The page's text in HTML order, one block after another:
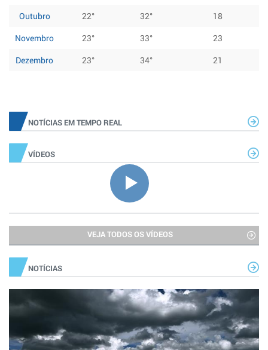
Outubro
22° 32°
18
Novembro
23° 33°
23
Dezembro
23° 34° 21
NOTÍCIAS EM TEMPO REAL
VÍDEOS
VEJA TODOS OS VÍDEOS
NOTÍCIAS